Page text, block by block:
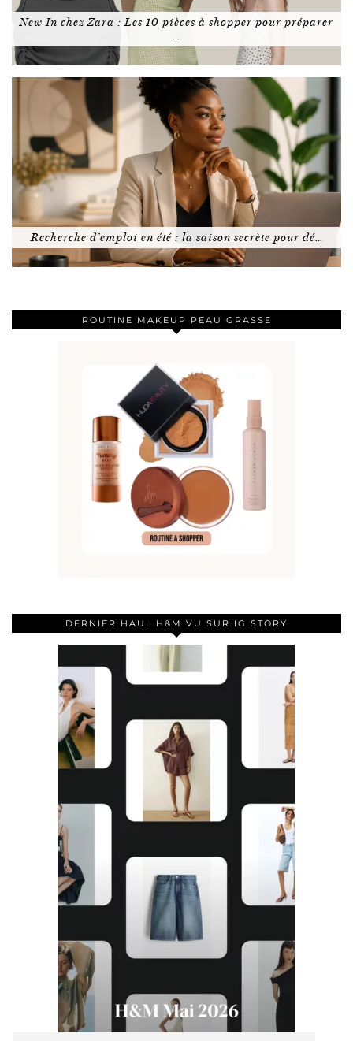
New In chez Zara : Les 10 pièces à shopper pour préparer
…
Recherche d’emploi en été : la saison secrète pour dé…
ROUTINE MAKEUP PEAU GRASSE
DERNIER HAUL H&M VU SUR IG STORY